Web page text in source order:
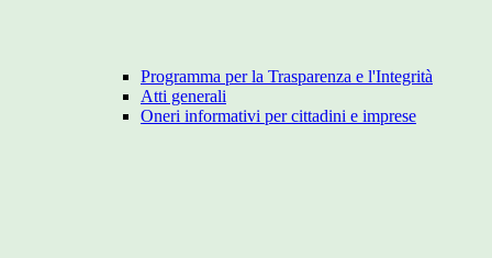
Programma per la Trasparenza e l'Integrità
Atti generali
Oneri informativi per cittadini e imprese